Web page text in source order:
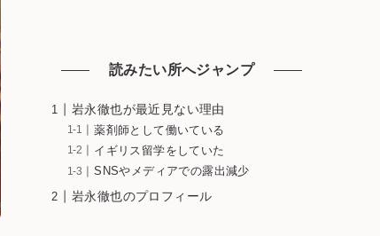
読みたい所へジャンプ
岩永徹也が最近見ない理由
薬剤師として働いている
イギリス留学をしていた
SNSやメディアでの露出減少
岩永徹也のプロフィール